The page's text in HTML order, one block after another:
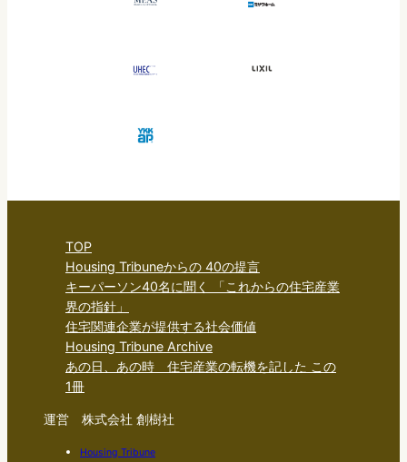
TOP
Housing Tribuneからの 40の提言
キーパーソン40名に聞く 「これからの住宅産業
界の指針」
住宅関連企業が提供する社会価値
Housing Tribune Archive
あの日、あの時 住宅産業の転機を記した この
1冊
運営 株式会社 創樹社
Housing Tribune